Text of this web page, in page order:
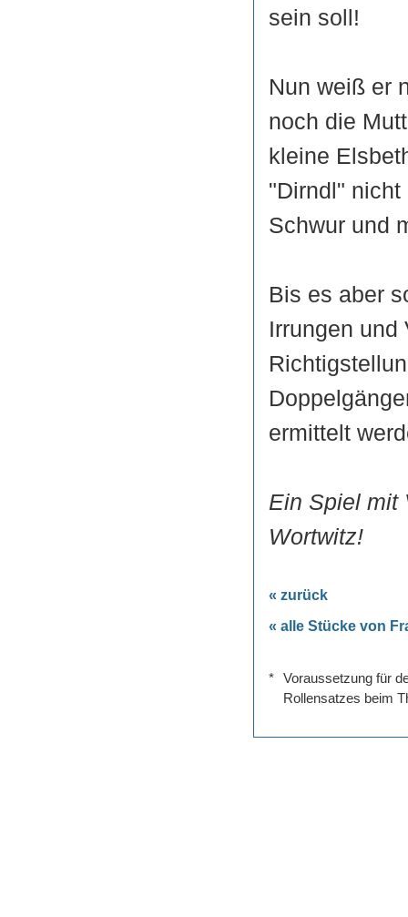
sein soll!
Nun weiß er
noch die
kleine
"Dirndl"
Schwur und
Bis es aber
Irrungen und
ermittelt
Ein Spiel mit
Wortwitz!
« zurück
« alle Stücke von
*
Voraussetzung für
Rollensatzes beim